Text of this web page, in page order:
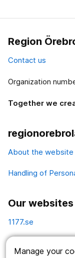
Manage your
Region
Contact us
Organization
Together we
About the website
Handling of
Our websites
1177.se